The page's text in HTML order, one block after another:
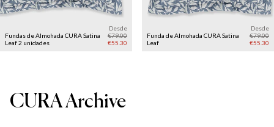
Fundas de Almohada CURA Satina
Leaf 2 unidades
Desde
€79.00
€55.30
Funda de Almohada CURA Satina
Leaf
Desde
€79.00
€55.30
CURA Archive